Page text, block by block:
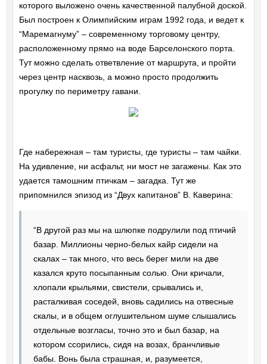
которого выложено очень качественной палубной доской.
Был построен к Олимпийским играм 1992 года, и ведет к
“Маремагнуму” – современному торговому центру,
расположенному прямо на воде Барселонского порта.
Тут можно сделать ответвление от маршрута, и пройти
через центр насквозь, а можно просто продолжить
прогулку по периметру гавани.
Где набережная – там туристы, где туристы – там чайки.
На удивление, ни асфальт, ни мост не загажены. Как это
удается тамошним птичкам – загадка. Тут же
припомнился эпизод из “Двух капитанов” В. Каверина:
“В другой раз мы на шлюпке подрулили под птичий
базар. Миллионы черно-белых кайр сидели на
скалах – так много, что весь берег мили на две
казался круто посыпанным солью. Они кричали,
хлопали крыльями, свистели, срывались и,
расталкивая соседей, вновь садились на отвесные
скалы, и в общем оглушительном шуме слышались
отдельные возгласы, точно это и был базар, на
котором ссорились, сидя на возах, бранчливые
бабы. Вонь была страшная, и, разумеется,